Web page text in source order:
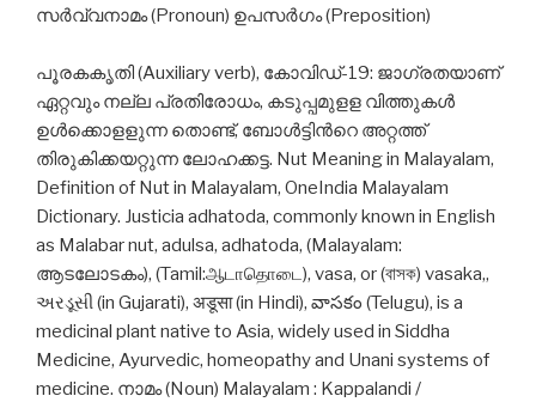
സര്‍വ്വനാമം (Pronoun) ഉപസര്‍ഗം (Preposition)
പൂരകകൃതി (Auxiliary verb), കോവിഡ്-19: ജാഗ്രതയാണ്
ഏറ്റവും നല്ല പ്രതിരോധം, കടുപ്പമുളള വിത്തുകള്‍
ഉള്‍ക്കൊളളുന്ന തൊണ്ട്, ബോള്‍ട്ടിന്‍റെ അറ്റത്ത്
തിരുകിക്കയറ്റുന്ന ലോഹക്കട്ട. Nut Meaning in Malayalam,
Definition of Nut in Malayalam, OneIndia Malayalam
Dictionary. Justicia adhatoda, commonly known in English
as Malabar nut, adulsa, adhatoda, (Malayalam:
ആടലോടകം), (Tamil:ஆடாதொடை), vasa, or (বাসক) vasaka,,
અરડૂસી (in Gujarati), अडूसा (in Hindi), వాసకం (Telugu), is a
medicinal plant native to Asia, widely used in Siddha
Medicine, Ayurvedic, homeopathy and Unani systems of
medicine. നാമം (Noun) Malayalam : Kappalandi /